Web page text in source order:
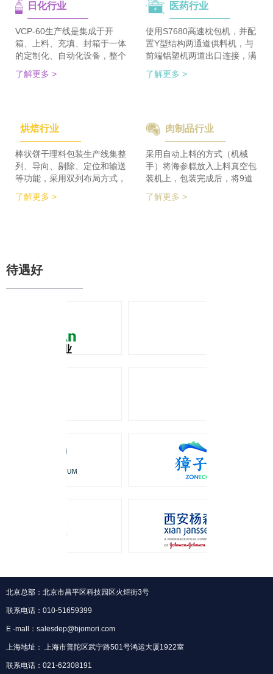
器、一侧配集合包集积器，实
现在一台机器上完成两种形式
的自动装箱。 占地空间减
半，一条生产线实现两种形式
的包装及装箱，人员数量减半
大降低。
日化行业
VCP-60生产线是集成于开
箱、上料、充填、封箱于一体
的定制化、自动化设备，整个
生产线采用独立伺服匹配节拍
协调运行，实现灵活更稳定。
检及码垛设备实现整线自动化
运行。 节省了80%人员数
量，降低了劳动者的劳动强
度，提高了工作效率
了解更多 >
医药行业
使用S7680高速枕包机，并配
置Y型结构两通道供料机，与
前端铝塑机两道出口连接，满
足了枕包机的稳定供料，又缩
短了设备总长。枕包机单道输
积的要求，同时节省了一半的
占地空间，一条生产线实现了
整个生产的稳定供料，减少设
备的投入，大大降低了采购成
本。
了解更多 >
烘焙行业
棒状饼干理料包装生产线集整
列、导向、剔除、定位和输送
等功能，采用双列布局方式，
在有限的场地内，提高了产品
包装的生产力，同时达到废料
了解更多 >
肉制品行业
采用自动上料的方式（机械
手）将海参糕放入上料真空包
装机上，包装完成后，将9道
带机，将1道产品分为2道，分
了解更多 >
待遇好
北京总部：北京市昌平区科技园区火炬街3号
联系电话：010-51659399
E -mall：salesdep@bjomori.com
上海地址： 上海市普陀区武宁路501号鸿运大厦1922室
联系电话：021-62308191